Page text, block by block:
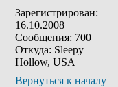
Зарегистрирован:
16.10.2008
Сообщения: 700
Откуда: Sleepy
Hollow, USA
Вернуться к началу